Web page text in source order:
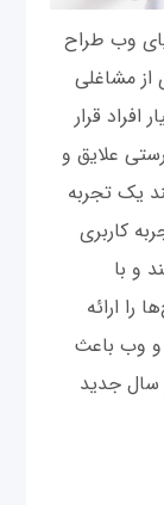
وب طراح
از مشاغلی
قرار
علایق و
یک تجربه
کاربری
و با
را ارائه
و وب باعث
سال جدید